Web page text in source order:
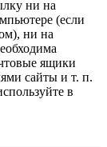
ни на
(если
ни на
ящики
сайты и т. п.
в